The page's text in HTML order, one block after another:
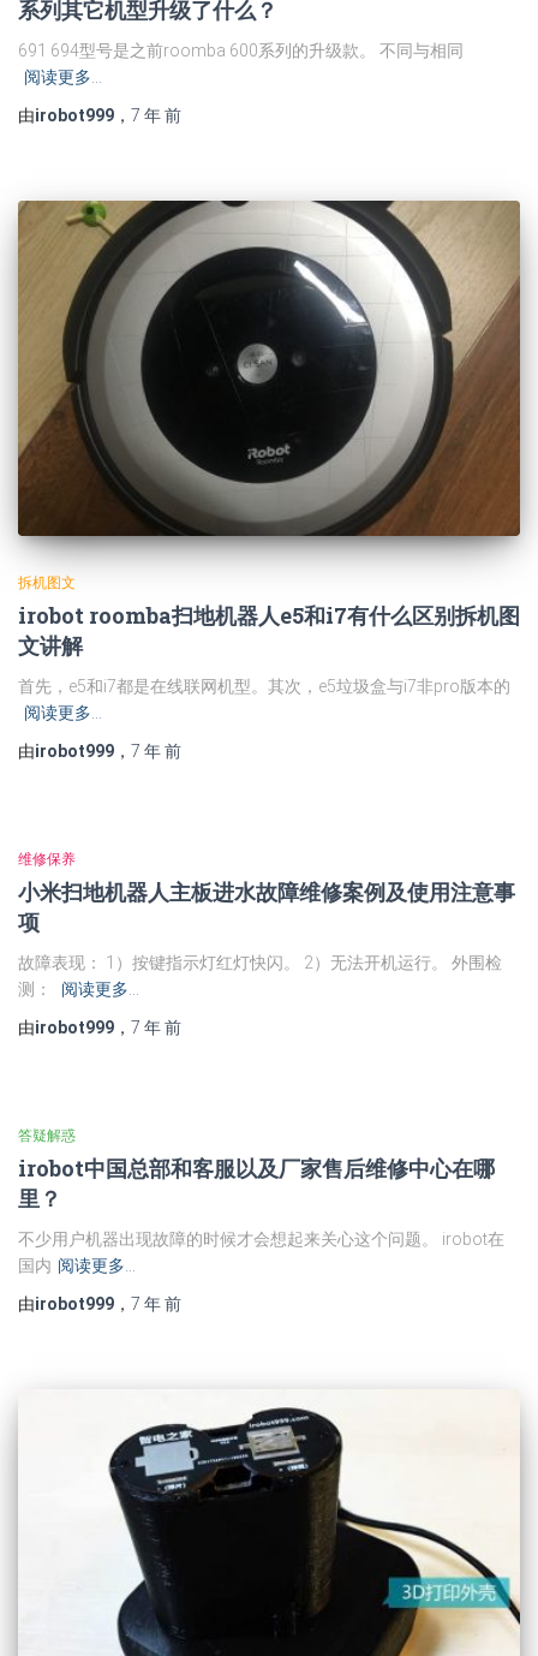
系列其它机型升级了什么？
691 694型号是之前roomba 600系列的升级款。 不同与相同
阅读更多…
由irobot999 ， 7 年前
拆机图文
irobot roomba扫地机器人e5和i7有什么区别拆机图
文讲解
首先，e5和i7都是在线联网机型。其次，e5垃圾盒与i7非pro版本的
阅读更多…
由irobot999 ， 7 年前
维修保养
小米扫地机器人主板进水故障维修案例及使用注意事
项
故障表现： 1）按键指示灯红灯快闪。 2）无法开机运行。 外围检
测：
阅读更多…
由irobot999 ， 7 年前
答疑解惑
irobot中国总部和客服以及厂家售后维修中心在哪
里？
不少用户机器出现故障的时候才会想起来关心这个问题。 irobot在
国内 阅读更多…
由irobot999 ， 7 年前